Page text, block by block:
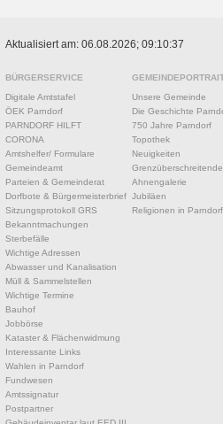
Aktualisiert am: 06.08.2026; 09:10:37
BÜRGERSERVICE
Digitale Amtstafel
ÖEK Parndorf
PARNDORF HILFT
CORONA
Amtshelfer/ Formulare
Gemeindeamt
Parteien & Gemeinderat
Dorfbote & Bürgermeisterbrief
Sitzungsprotokoll GRS
Bekanntmachungen
Sterbefälle
Wichtige Adressen
Abwasser und Kanalisation
Müll & Sammelstellen
Wichtige Termine
Bauhof
Jobbörse
Kataster & Flächenwidmung
Interessante Links
Wahlen in Parndorf
Fundwesen
Amtssignatur
Postpartner
Unsere Gemeinde
Die Geschichte
750 Jahre Parndorf
Topothek
Neuigkeiten
Ahnengalerie
Jubiläen
Religionen in Parndorf